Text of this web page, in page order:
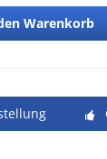
Warenkorb